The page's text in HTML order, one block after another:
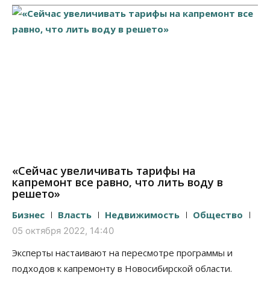
«Сейчас увеличивать тарифы на
капремонт все равно, что лить воду в
решето»
Бизнес Власть Недвижимость Общество
05 октября 2022, 14:40
Эксперты настаивают на пересмотре программы и
подходов к капремонту в Новосибирской области.